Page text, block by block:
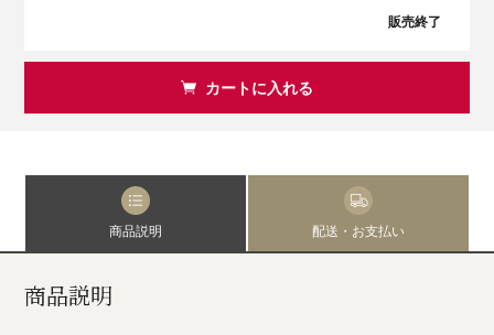
販売終了
カートに入れる
商品説明 配送・お支払い
商品説明